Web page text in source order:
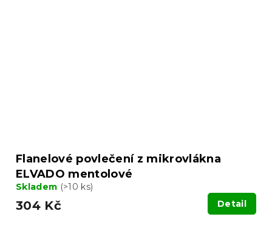
Flanelové povlečení z mikrovlákna
ELVADO mentolové
Skladem (>10 ks)
304 Kč Detail